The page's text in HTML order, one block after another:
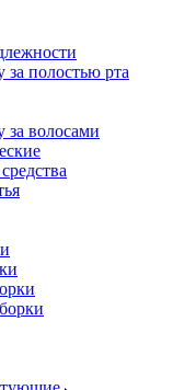
за полостью рта
за волосами